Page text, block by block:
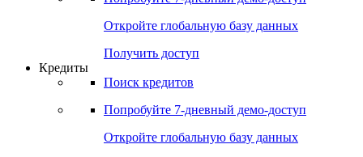
Откройте глобальную базу данных
Получить доступ
Кредиты
Поиск кредитов
Попробуйте 7-дневный демо-доступ
Откройте глобальную базу данных